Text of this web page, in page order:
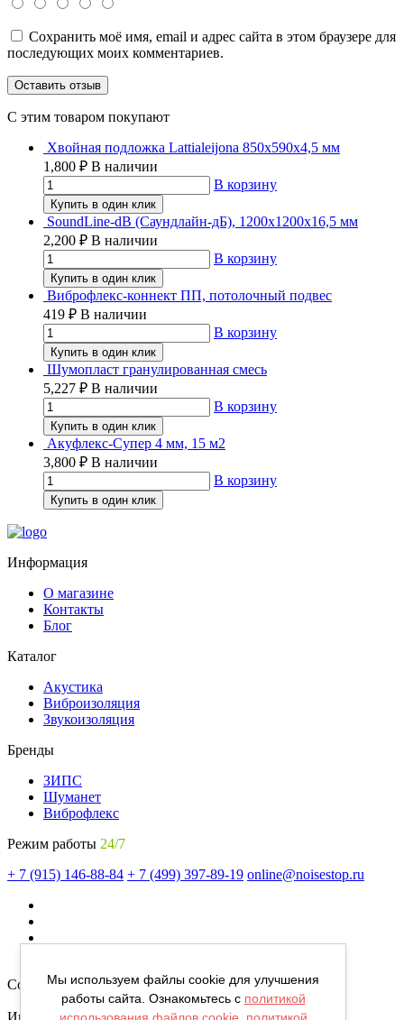
Сохранить моё имя, email и адрес сайта в этом браузере для
последующих моих комментариев.
C этим товаром покупают
Хвойная подложка Lattialeijona 850х590х4,5 мм
1,800 ₽ В наличии
В корзину
Купить в один клик
SoundLine-dB (Саундлайн-дБ), 1200х1200х16,5 мм
2,200 ₽ В наличии
В корзину
Купить в один клик
Виброфлекс-коннект ПП, потолочный подвес
419 ₽ В наличии
В корзину
Купить в один клик
Шумопласт гранулированная смесь
5,227 ₽ В наличии
В корзину
Купить в один клик
Акуфлекс-Супер 4 мм, 15 м2
3,800 ₽ В наличии
В корзину
Купить в один клик
Информация
О магазине
Контакты
Блог
Каталог
Акустика
Виброизоляция
Звукоизоляция
Бренды
ЗИПС
Шуманет
Виброфлекс
Режим работы 24/7
+ 7 (915) 146-88-84 + 7 (499) 397-89-19 online@noisestop.ru
Copyright © noisestop.ru 2026.
Информация о товарах на сайте приведена в целях
Мы используем файлы cookie для улучшения
работы сайта. Ознакомьтесь с политикой